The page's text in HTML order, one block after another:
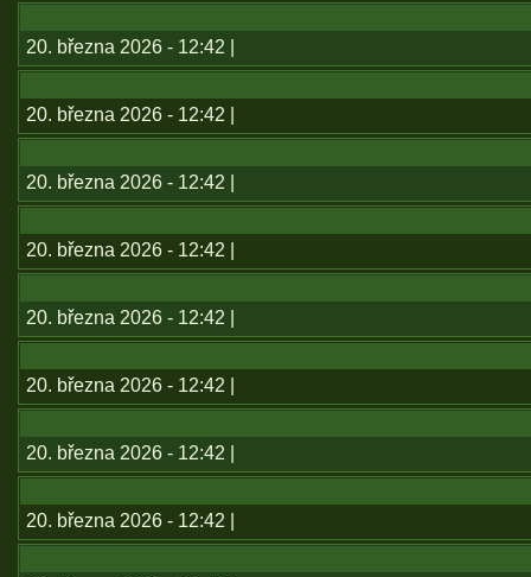
20. března 2026 - 12:42 |
20. března 2026 - 12:42 |
20. března 2026 - 12:42 |
20. března 2026 - 12:42 |
20. března 2026 - 12:42 |
20. března 2026 - 12:42 |
20. března 2026 - 12:42 |
20. března 2026 - 12:42 |